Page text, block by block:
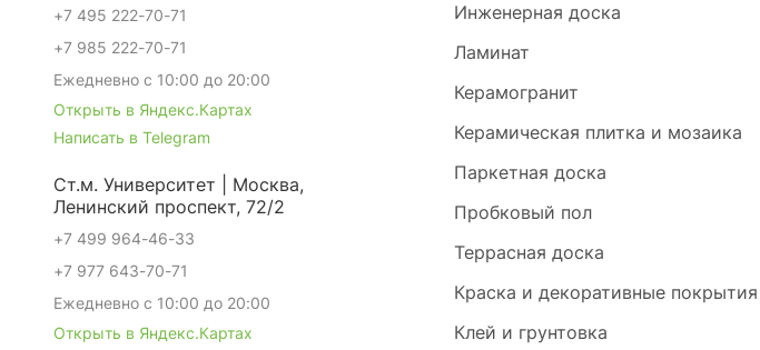
Инженерная доска
Ламинат
Керамогранит
Керамическая плитка и мозаика
Паркетная доска
Пробковый пол
Террасная доска
Краска и декоративные покрытия
Клей и грунтовка
+7 495 222-70-71
+7 985 222-70-71
Ежедневно с 10:00 до 20:00
Открыть в Яндекс.Картах
Написать в Telegram
Ст.м. Университет | Москва,
Ленинский проспект, 72/2
+7 499 964-46-33
+7 977 643-70-71
Ежедневно с 10:00 до 20:00
Открыть в Яндекс.Картах